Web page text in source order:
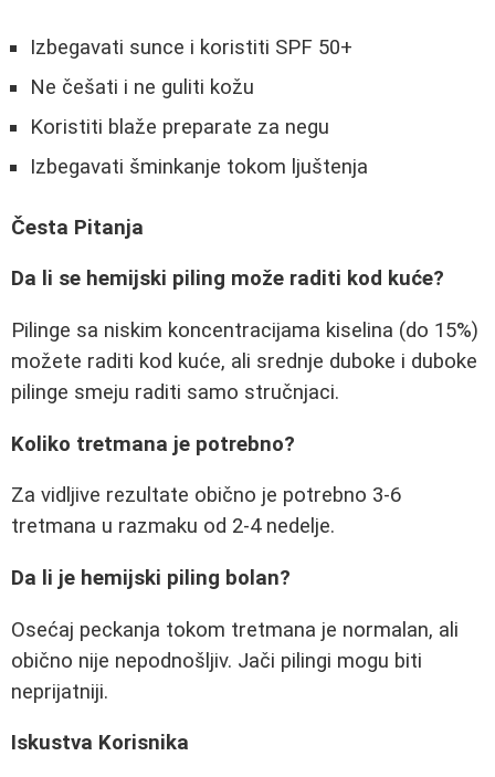
Izbegavati sunce i koristiti SPF 50+
Ne češati i ne guliti kožu
Koristiti blaže preparate za negu
Izbegavati šminkanje tokom ljuštenja
Česta Pitanja
Da li se hemijski piling može raditi kod kuće?
Pilinge sa niskim koncentracijama kiselina (do 15%)
možete raditi kod kuće, ali srednje duboke i duboke
pilinge smeju raditi samo stručnjaci.
Koliko tretmana je potrebno?
Za vidljive rezultate obično je potrebno 3-6
tretmana u razmaku od 2-4 nedelje.
Da li je hemijski piling bolan?
Osećaj peckanja tokom tretmana je normalan, ali
obično nije nepodnošljiv. Jači pilingi mogu biti
neprijatniji.
Iskustva Korisnika